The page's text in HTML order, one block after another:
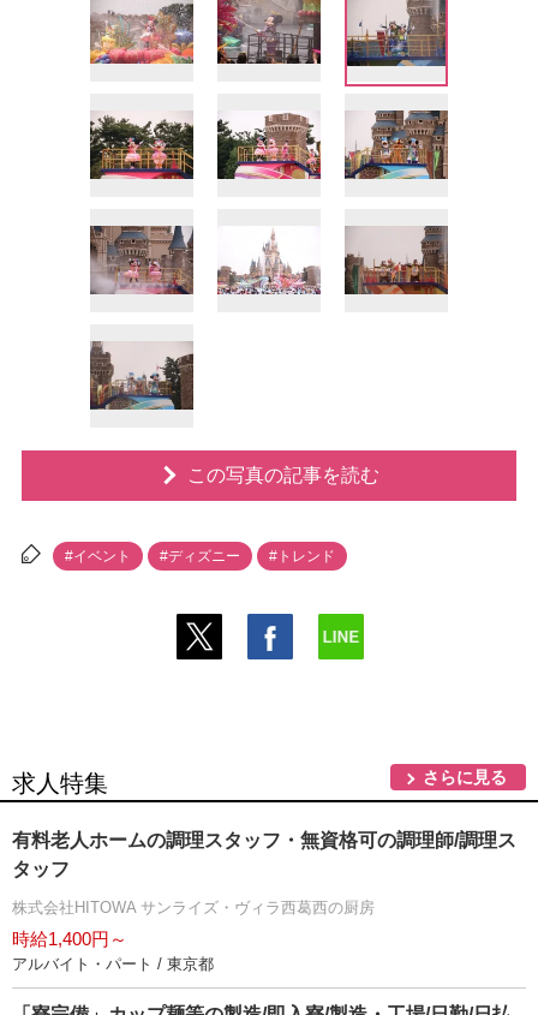
この写真の記事を読む
#イベント #ディズニー #トレンド
求人特集 さらに見る
有料老人ホームの調理スタッフ・無資格可の調理師/調理ス
タッフ
株式会社HITOWA サンライズ・ヴィラ西葛西の厨房
時給1,400円～
アルバイト・パート / 東京都